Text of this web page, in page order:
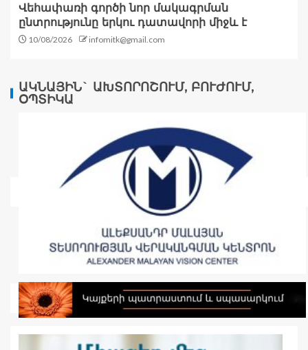
Վեհափառի գործի նոր մակագրման
ընտրությունը երկու դատավորի միջև է
10/08/2026 infomitk@gmail.com
ԱԿՆԱՅԻՆ` ԱԽՏՈՐՈՇՈՒՄ, ԲՈՒԺՈՒՄ,
ՕՊՏԻԿԱ